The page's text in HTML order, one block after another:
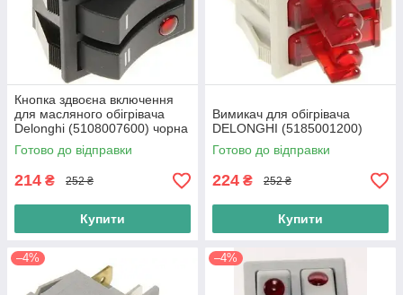
Кнопка здвоєна включення
для масляного обігрівача
Delonghi (5108007600) чорна
Готово до відправки
214 ₴ 252 ₴
Купити
Вимикач для обігрівача
DELONGHI (5185001200)
Готово до відправки
224 ₴ 252 ₴
Купити
–4% –4%